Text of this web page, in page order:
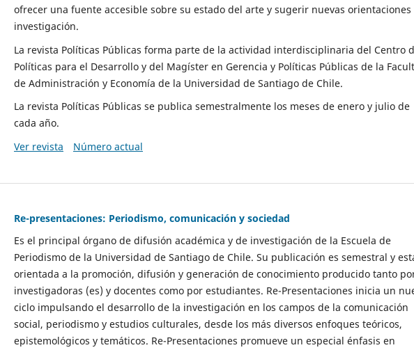
ofrecer una fuente accesible sobre su estado del arte y sugerir nuevas orientaciones
investigación.
La revista Políticas Públicas forma parte de la actividad interdisciplinaria del Centro
Políticas para el Desarrollo y del Magíster en Gerencia y Políticas Públicas de la
de Administración y Economía de la Universidad de Santiago de Chile.
La revista Políticas Públicas se publica semestralmente los meses de enero y julio de
cada año.
Ver revista
Número actual
Re-presentaciones: Periodismo, comunicación y sociedad
Es el principal órgano de difusión académica y de investigación de la Escuela de
Periodismo de la Universidad de Santiago de Chile. Su publicación es semestral y
orientada a la promoción, difusión y generación de conocimiento producido tanto
investigadoras (es) y docentes como por estudiantes. Re-Presentaciones inicia un
ciclo impulsando el desarrollo de la investigación en los campos de la comunicación
social, periodismo y estudios culturales, desde los más diversos enfoques teóricos,
epistemológicos y temáticos. Re-Presentaciones promueve un especial énfasis en